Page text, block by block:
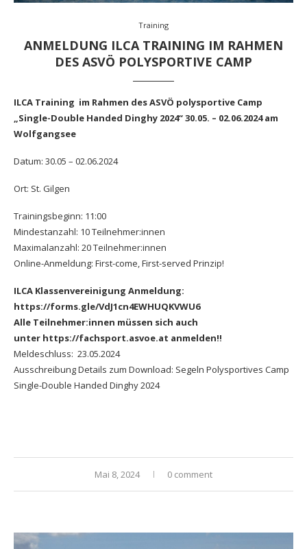
Training
ANMELDUNG ILCA TRAINING IM RAHMEN
DES ASVÖ POLYSPORTIVE CAMP
ILCA Training im Rahmen des ASVÖ polysportive Camp
„Single-Double Handed Dinghy 2024“ 30.05. – 02.06.2024 am
Wolfgangsee
Datum: 30.05 – 02.06.2024
Ort: St. Gilgen
Trainingsbeginn: 11:00
Mindestanzahl: 10 Teilnehmer:innen
Maximalanzahl: 20 Teilnehmer:innen
Online-Anmeldung: First-come, First-served Prinzip!
ILCA Klassenvereinigung Anmeldung:
https://forms.gle/VdJ1cn4EWHUQKVWU6
Alle Teilnehmer:innen müssen sich auch
unter https://fachsport.asvoe.at anmelden!!
Meldeschluss: 23.05.2024
Ausschreibung Details zum Download: Segeln Polysportives Camp
Single-Double Handed Dinghy 2024
Mai 8, 2024 0 comment